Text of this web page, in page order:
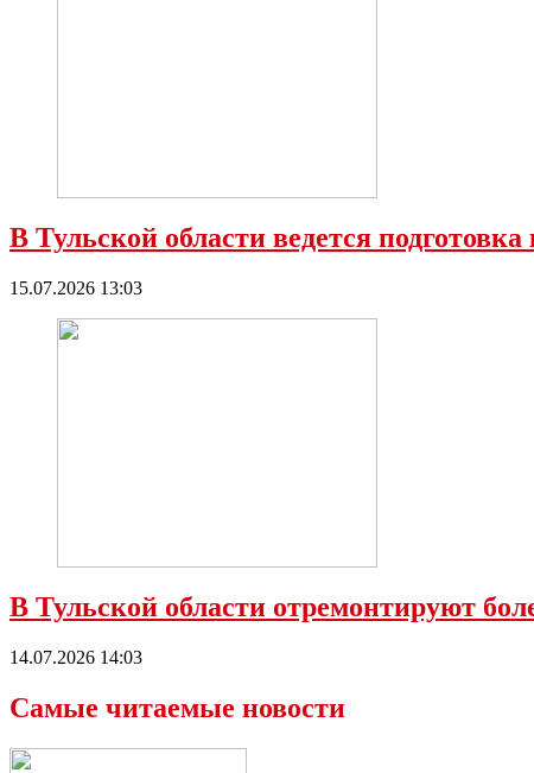
В Тульской области ведется
15.07.2026 13:03
В Тульской области отремонтируют
14.07.2026 14:03
Самые читаемые новости